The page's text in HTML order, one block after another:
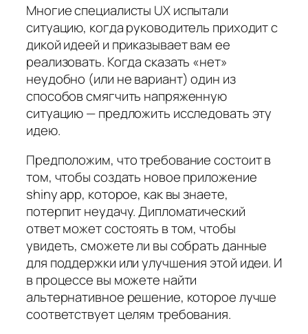
Многие специалисты UX испытали
ситуацию, когда руководитель приходит с
дикой идеей и приказывает вам ее
реализовать. Когда сказать «нет»
неудобно (или не вариант) один из
способов смягчить напряженную
ситуацию — предложить исследовать эту
идею.
Предположим, что требование состоит в
том, чтобы создать новое приложение
shiny app, которое, как вы знаете,
потерпит неудачу. Дипломатический
ответ может состоять в том, чтобы
увидеть, сможете ли вы собрать данные
для поддержки или улучшения этой идеи. И
в процессе вы можете найти
альтернативное решение, которое лучше
соответствует целям требования.